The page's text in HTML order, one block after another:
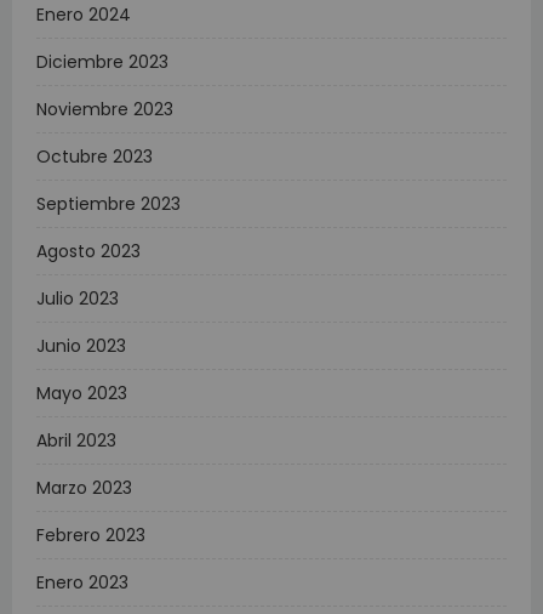
Enero 2024
Diciembre 2023
Noviembre 2023
Octubre 2023
Septiembre 2023
Agosto 2023
Julio 2023
Junio 2023
Mayo 2023
Abril 2023
Marzo 2023
Febrero 2023
Enero 2023